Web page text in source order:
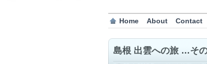
Home About Contact
島根 出雲への旅 …そ